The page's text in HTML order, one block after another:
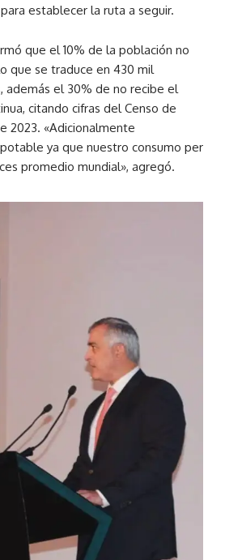
establecer la ruta a seguir.
que el 10% de la población no
que se traduce en 430 mil
además el 30% de no recibe el
citando cifras del Censo de
2023. «Adicionalmente
ya que nuestro consumo per
promedio mundial», agregó.